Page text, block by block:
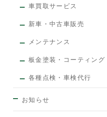
車買取サービス
新車・中古車販売
メンテナンス
板金塗装・コーティング
各種点検・車検代行
お知らせ